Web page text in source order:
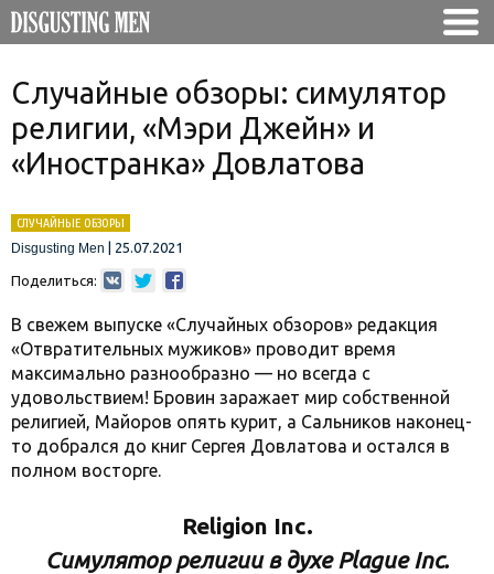
Случайные обзоры: симулятор
религии, «Мэри Джейн» и
«Иностранка» Довлатова
СЛУЧАЙНЫЕ ОБЗОРЫ
Disgusting Men
25.07.2021
Поделиться:
В свежем выпуске «Случайных обзоров» редакция
«Отвратительных мужиков» проводит время
максимально разнообразно — но всегда с
удовольствием! Бровин заражает мир собственной
религией, Майоров опять курит, а Сальников наконец-
то добрался до книг Сергея Довлатова и остался в
полном восторге.
Religion Inc.
Симулятор религии в духе Plague Inc.